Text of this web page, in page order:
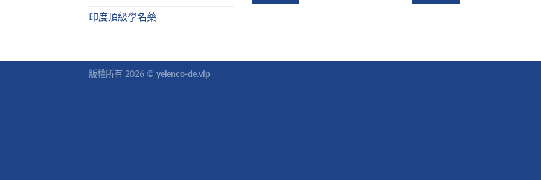
印度頂級學名藥
版權所有 2026 © yelenco-de.vip